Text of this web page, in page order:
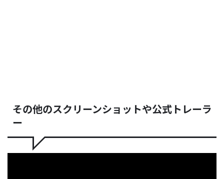
その他のスクリーンショットや公式トレーラ
ー